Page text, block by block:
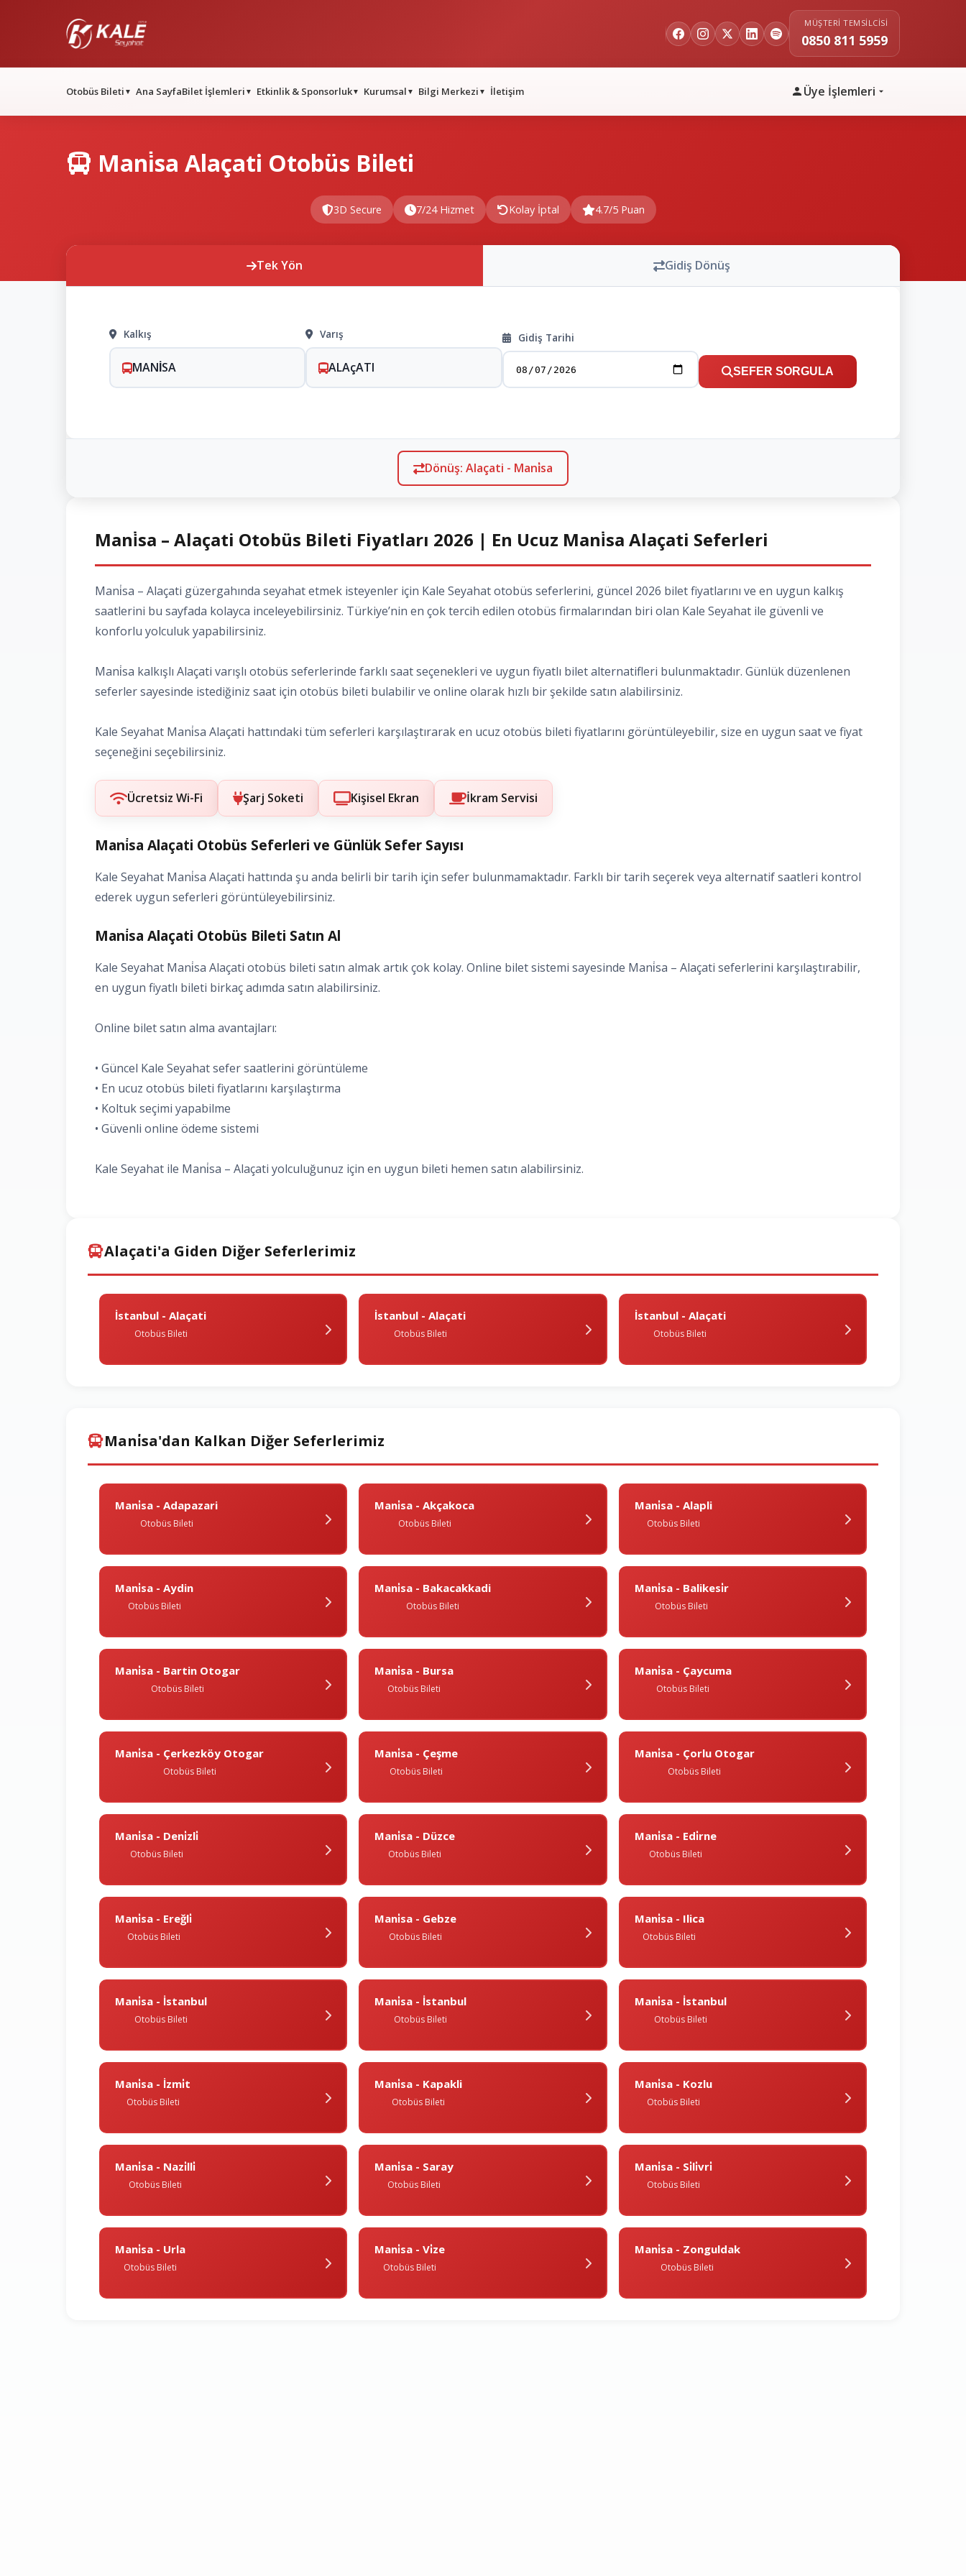
MÜŞTERI TEMSILCISI
0850 811 5959
Otobüs Bileti ▼ Ana SayfaBilet İşlemleri ▼ Etkinlik & Sponsorluk▼ Kurumsal ▼ Bilgi Merkezi ▼ İletişim Üye İşlemleri
Mani̇sa Alaçati Otobüs Bileti
3D Secure 7/24 Hizmet Kolay İptal 4.7/5 Puan
Tek Yön Gidiş Dönüş
Kalkış
MANİSA
Varış
ALAçATI
Gidiş Tarihi
SEFER SORGULA
Dönüş: Alaçati - Mani̇sa
Mani̇sa – Alaçati Otobüs Bileti Fiyatları 2026 | En Ucuz Mani̇sa Alaçati Seferleri
Mani̇sa – Alaçati güzergahında seyahat etmek isteyenler için Kale Seyahat otobüs seferlerini, güncel 2026 bilet fiyatlarını ve en uygun kalkış
saatlerini bu sayfada kolayca inceleyebilirsiniz. Türkiye’nin en çok tercih edilen otobüs firmalarından biri olan Kale Seyahat ile güvenli ve
konforlu yolculuk yapabilirsiniz.
Mani̇sa kalkışlı Alaçati varışlı otobüs seferlerinde farklı saat seçenekleri ve uygun fiyatlı bilet alternatifleri bulunmaktadır. Günlük düzenlenen
seferler sayesinde istediğiniz saat için otobüs bileti bulabilir ve online olarak hızlı bir şekilde satın alabilirsiniz.
Kale Seyahat Mani̇sa Alaçati hattındaki tüm seferleri karşılaştırarak en ucuz otobüs bileti fiyatlarını görüntüleyebilir, size en uygun saat ve fiyat
seçeneğini seçebilirsiniz.
Ücretsiz Wi-Fi Şarj Soketi Kişisel Ekran İkram Servisi
Mani̇sa Alaçati Otobüs Seferleri ve Günlük Sefer Sayısı
Kale Seyahat Mani̇sa Alaçati hattında şu anda belirli bir tarih için sefer bulunmamaktadır. Farklı bir tarih seçerek veya alternatif saatleri kontrol
ederek uygun seferleri görüntüleyebilirsiniz.
Mani̇sa Alaçati Otobüs Bileti Satın Al
Kale Seyahat Mani̇sa Alaçati otobüs bileti satın almak artık çok kolay. Online bilet sistemi sayesinde Mani̇sa – Alaçati seferlerini karşılaştırabilir,
en uygun fiyatlı bileti birkaç adımda satın alabilirsiniz.
Online bilet satın alma avantajları:
• Güncel Kale Seyahat sefer saatlerini görüntüleme
• En ucuz otobüs bileti fiyatlarını karşılaştırma
• Koltuk seçimi yapabilme
• Güvenli online ödeme sistemi
Kale Seyahat ile Mani̇sa – Alaçati yolculuğunuz için en uygun bileti hemen satın alabilirsiniz.
Alaçati'a Giden Diğer Seferlerimiz
İstanbul - Alaçati
Otobüs Bileti
İstanbul - Alaçati
Otobüs Bileti
İstanbul - Alaçati
Otobüs Bileti
Mani̇sa'dan Kalkan Diğer Seferlerimiz
Mani̇sa - Adapazari
Otobüs Bileti
Mani̇sa - Akçakoca
Otobüs Bileti
Mani̇sa - Alapli
Otobüs Bileti
Mani̇sa - Aydin
Otobüs Bileti
Mani̇sa - Bakacakkadi
Otobüs Bileti
Mani̇sa - Balikesi̇r
Otobüs Bileti
Mani̇sa - Bartin Otogar
Otobüs Bileti
Mani̇sa - Bursa
Otobüs Bileti
Mani̇sa - Çaycuma
Otobüs Bileti
Mani̇sa - Çerkezköy Otogar
Otobüs Bileti
Mani̇sa - Çeşme
Otobüs Bileti
Mani̇sa - Çorlu Otogar
Otobüs Bileti
Mani̇sa - Deni̇zli̇
Otobüs Bileti
Mani̇sa - Düzce
Otobüs Bileti
Mani̇sa - Edi̇rne
Otobüs Bileti
Mani̇sa - Ereğli̇
Otobüs Bileti
Mani̇sa - Gebze
Otobüs Bileti
Mani̇sa - Ilica
Otobüs Bileti
Mani̇sa - İstanbul
Otobüs Bileti
Mani̇sa - İstanbul
Otobüs Bileti
Mani̇sa - İstanbul
Otobüs Bileti
Mani̇sa - İzmi̇t
Otobüs Bileti
Mani̇sa - Kapakli
Otobüs Bileti
Mani̇sa - Kozlu
Otobüs Bileti
Mani̇sa - Nazi̇lli̇
Otobüs Bileti
Mani̇sa - Saray
Otobüs Bileti
Mani̇sa - Si̇li̇vri̇
Otobüs Bileti
Mani̇sa - Urla
Otobüs Bileti
Mani̇sa - Vi̇ze
Otobüs Bileti
Mani̇sa - Zonguldak
Otobüs Bileti